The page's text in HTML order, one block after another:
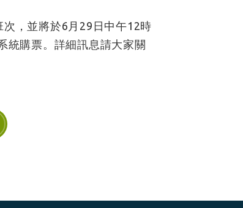
，並將於6月29日中午12時
統購票。詳細訊息請大家關